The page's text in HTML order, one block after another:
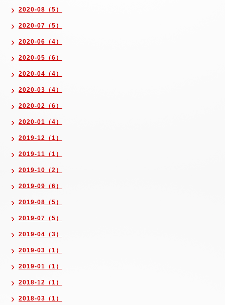
2020-08（5）
2020-07（5）
2020-06（4）
2020-05（6）
2020-04（4）
2020-03（4）
2020-02（6）
2020-01（4）
2019-12（1）
2019-11（1）
2019-10（2）
2019-09（6）
2019-08（5）
2019-07（5）
2019-04（3）
2019-03（1）
2019-01（1）
2018-12（1）
2018-03（1）